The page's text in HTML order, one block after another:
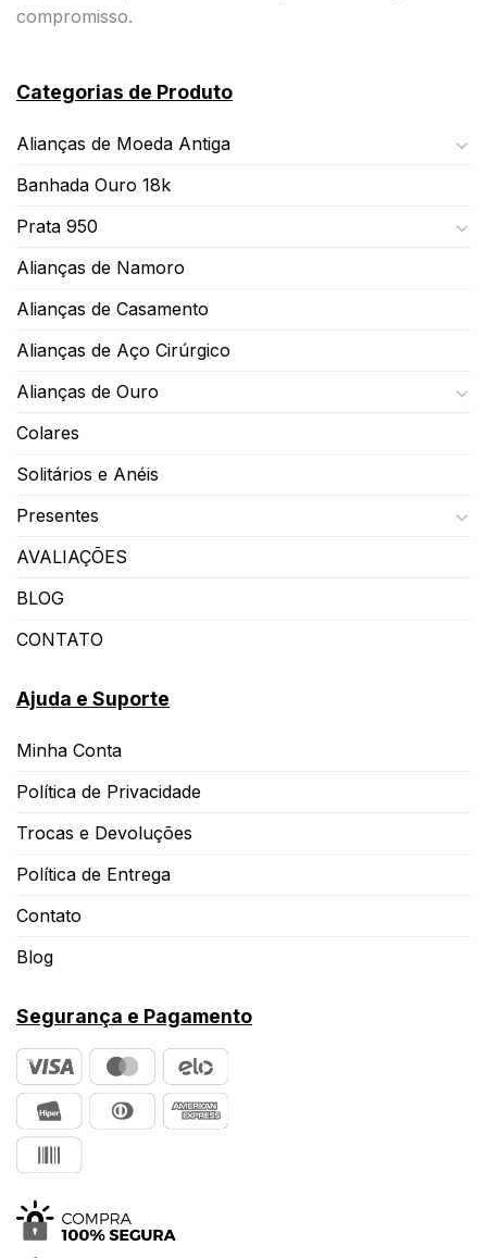
compromisso.
Categorias de Produto
Alianças de Moeda Antiga
Banhada Ouro 18k
Prata 950
Alianças de Namoro
Alianças de Casamento
Alianças de Aço Cirúrgico
Alianças de Ouro
Colares
Solitários e Anéis
Presentes
AVALIAÇÕES
BLOG
CONTATO
Ajuda e Suporte
Minha Conta
Política de Privacidade
Trocas e Devoluções
Política de Entrega
Contato
Blog
Segurança e Pagamento